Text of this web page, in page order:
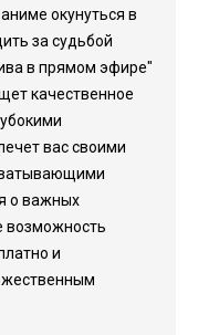
окунуться в
за судьбой
в прямом эфире"
качественное
вас своими
о важных
возможность
и